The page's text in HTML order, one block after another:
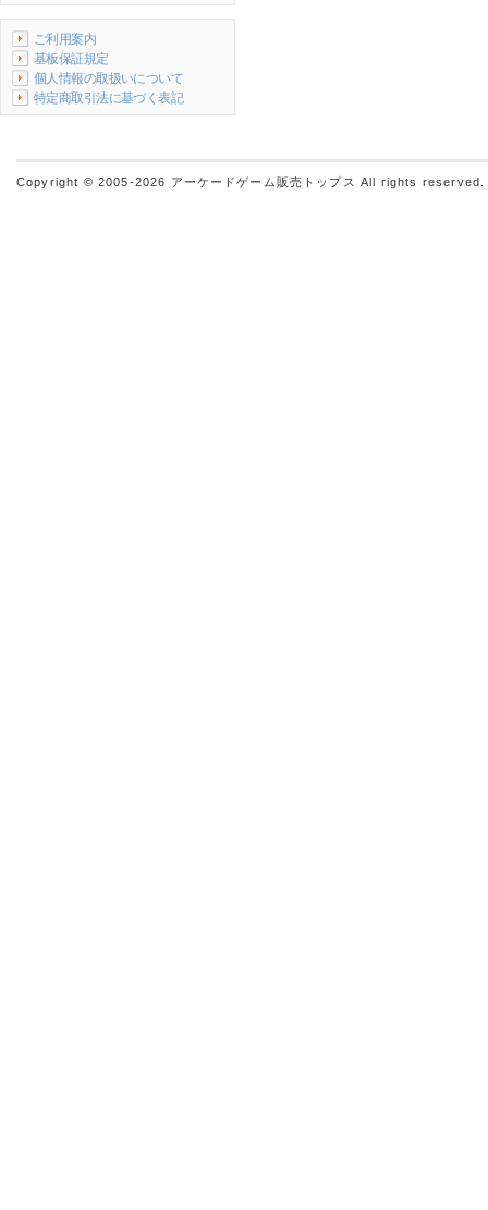
ご利用案内
基板保証規定
個人情報の取扱いについて
特定商取引法に基づく表記
Copyright © 2005-2026 アーケードゲーム販売トップス All rights reserved.